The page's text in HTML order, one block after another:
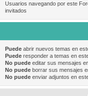
Usuarios navegando por este
invitados
Puede abrir nuevos temas en
Puede responder a temas en
No puede editar sus mensajes
No puede borrar sus mensajes
No puede enviar adjuntos en